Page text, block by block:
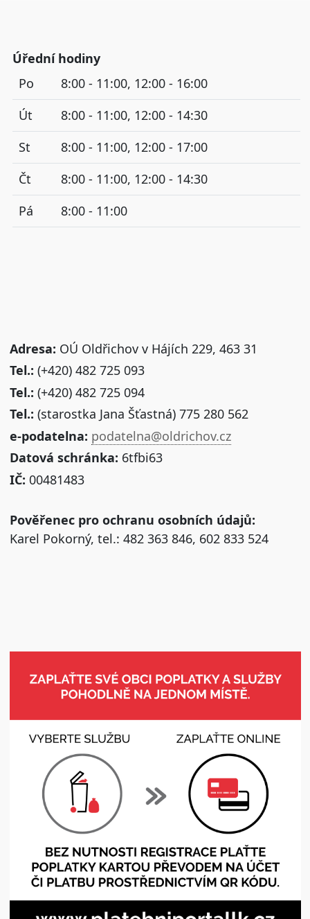
Úřední hodiny
Po
8:00 - 11:00, 12:00 - 16:00
Út
8:00 - 11:00, 12:00 - 14:30
St
8:00 - 11:00, 12:00 - 17:00
Čt
8:00 - 11:00, 12:00 - 14:30
Pá
8:00 - 11:00
Adresa: OÚ Oldřichov v Hájích 229, 463 31
Tel.: (+420) 482 725 093
Tel.: (+420) 482 725 094
Tel.: (starostka Jana Šťastná) 775 280 562
e-podatelna: podatelna@oldrichov.cz
Datová schránka: 6tfbi63
IČ: 00481483
Pověřenec pro ochranu osobních údajů:
Karel Pokorný, tel.: 482 363 846, 602 833 524